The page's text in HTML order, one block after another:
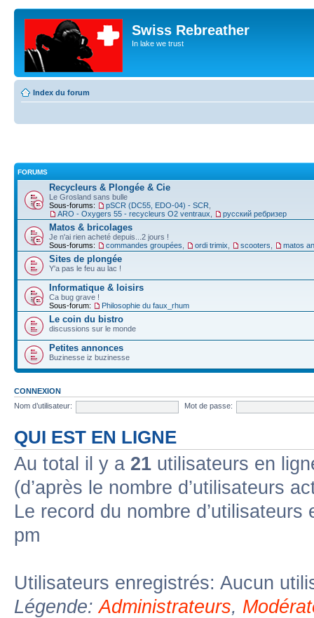
Swiss Rebreather
In lake we trust
Index du forum
FORUMS
Recycleurs & Plongée & Cie
Le Grosland sans bulle
Sous-forums:
pSCR (DC55, EDO-04) - SCR
ARO - Oxygers 55 - recycleurs O2 ventraux
русский ребризер
Matos & bricolages
Je n'ai rien acheté depuis...2 jours !
Sous-forums:
commandes groupées ordi trimix scooters matos
Sites de plongée
Y'a pas le feu au lac !
Informatique & loisirs
Ca bug grave !
Sous-forum:
Philosophie du faux_rhum
Le coin du bistro
discussions sur le monde
Petites annonces
Buzinesse iz buzinesse
CONNEXION
Nom d’utilisateur:
Mot de passe:
QUI EST EN LIGNE
Au total il y a 21 utilisateurs en
(d’après le nombre d’utilisateurs
Le record du nombre
pm
Utilisateurs enregistrés: Aucun
Légende:Administrateurs,